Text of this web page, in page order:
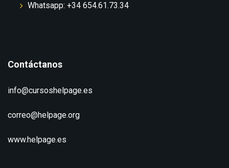
Whatsapp: +34 654.61.73.34
Contáctanos
info@cursoshelpage.es
correo@helpage.org
www.helpage.es